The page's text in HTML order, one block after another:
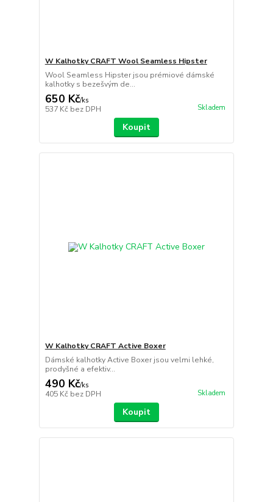
W Kalhotky CRAFT Wool Seamless Hipster
Wool Seamless Hipster jsou prémiové dámské
kalhotky s bezešvým de...
650 Kč/ks
537 Kč bez DPH Skladem
Koupit
W Kalhotky CRAFT Active Boxer
Dámské kalhotky Active Boxer jsou velmi lehké,
prodyšné a efektiv...
490 Kč/ks
405 Kč bez DPH Skladem
Koupit